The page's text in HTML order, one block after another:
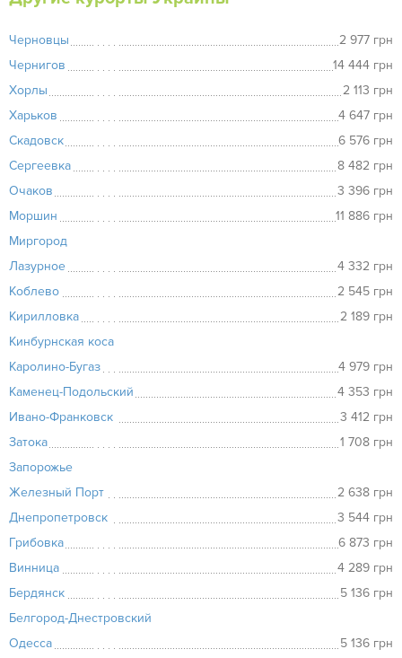
Черновцы
2 977 грн
Чернигов
14 444 грн
Хорлы
2 113 грн
Харьков
4 647 грн
Скадовск
6 576 грн
Сергеевка
8 482 грн
Очаков
3 396 грн
Моршин
11 886 грн
Миргород
Лазурное
4 332 грн
Коблево
2 545 грн
Кирилловка
2 189 грн
Кинбурнская коса
Каролино-Бугаз
4 979 грн
Каменец-Подольский
4 353 грн
Ивано-Франковск
3 412 грн
Затока
1 708 грн
Запорожье
Железный Порт
2 638 грн
Днепропетровск
3 544 грн
Грибовка
6 873 грн
Винница
4 289 грн
Бердянск
5 136 грн
Белгород-Днестровский
Одесса
5 136 грн